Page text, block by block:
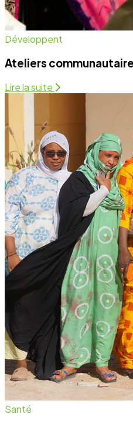
Santé
Campagne sanitaire
Lire la suite